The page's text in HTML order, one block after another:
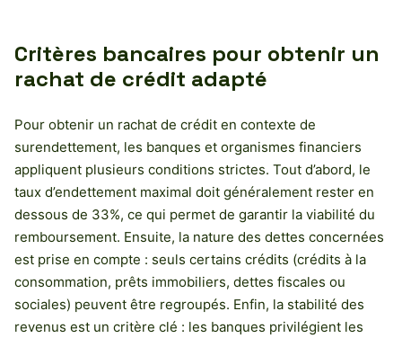
Critères bancaires pour obtenir un
rachat de crédit adapté
Pour obtenir un rachat de crédit en contexte de
surendettement, les banques et organismes financiers
appliquent plusieurs conditions strictes. Tout d’abord, le
taux d’endettement maximal doit généralement rester en
dessous de 33%, ce qui permet de garantir la viabilité du
remboursement. Ensuite, la nature des dettes concernées
est prise en compte : seuls certains crédits (crédits à la
consommation, prêts immobiliers, dettes fiscales ou
sociales) peuvent être regroupés. Enfin, la stabilité des
revenus est un critère clé : les banques privilégient les